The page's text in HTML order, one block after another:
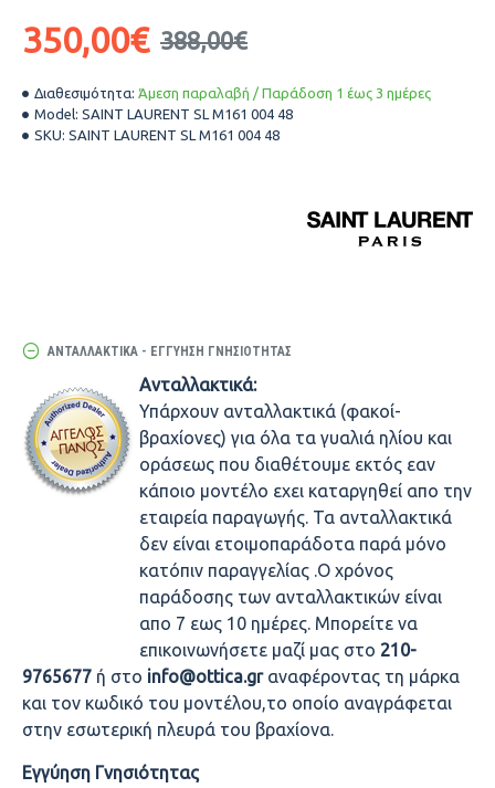
Διαθεσιμότητα: Άμεση παραλαβή / Παράδοση 1 έως 3 ημέρες
Model: SAINT LAURENT SL M161 004 48
SKU: SAINT LAURENT SL M161 004 48
350,00€ 388,00€
ΑΝΤΑΛΛΑΚΤΙΚΆ - ΕΓΓΎΗΣΗ ΓΝΗΣΙΌΤΗΤΑΣ
Ανταλλακτικά:
Υπάρχουν ανταλλακτικά (φακοί-
βραχίονες) για όλα τα γυαλιά ηλίου και
οράσεως που διαθέτουμε εκτός εαν
κάποιο μοντέλο εχει καταργηθεί απο την
εταιρεία παραγωγής. Τα ανταλλακτικά
δεν είναι ετοιμοπαράδοτα παρά μόνο
κατόπιν παραγγελίας .Ο χρόνος
παράδοσης των ανταλλακτικών είναι
απο 7 εως 10 ημέρες. Μπορείτε να
επικοινωνήσετε μαζί μας στο 210-
9765677 ή στο info@ottica.gr αναφέροντας τη μάρκα
και τον κωδικό του μοντέλου,το οποίο αναγράφεται
στην εσωτερική πλευρά του βραχίονα.
Εγγύηση Γνησιότητας